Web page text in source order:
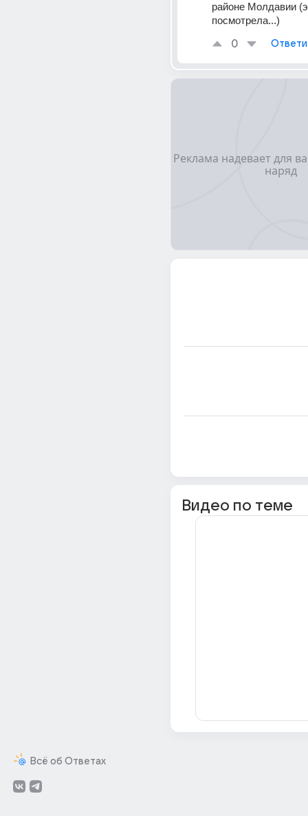
Всё об Ответах
районе Молдавии
посмотрела...)
0
Видео по теме